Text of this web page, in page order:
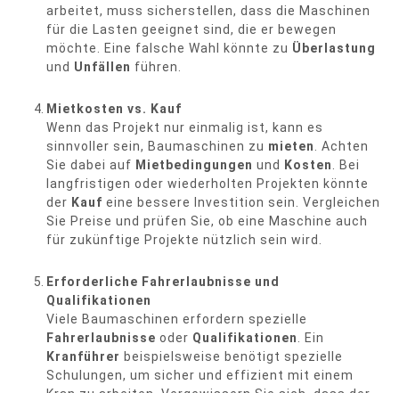
arbeitet, muss sicherstellen, dass die Maschinen
für die Lasten geeignet sind, die er bewegen
möchte. Eine falsche Wahl könnte zu Überlastung
und Unfällen führen.
Mietkosten vs. Kauf
Wenn das Projekt nur einmalig ist, kann es
sinnvoller sein, Baumaschinen zu mieten
. Achten
Sie dabei auf Mietbedingungen und Kosten
. Bei
langfristigen oder wiederholten Projekten könnte
der Kauf eine bessere Investition sein. Vergleichen
Sie Preise und prüfen Sie, ob eine Maschine auch
für zukünftige Projekte nützlich sein wird.
Erforderliche Fahrerlaubnisse und
Qualifikationen
Viele Baumaschinen erfordern spezielle
Fahrerlaubnisse oder Qualifikationen
. Ein
Kranführer beispielsweise benötigt spezielle
Schulungen, um sicher und effizient mit einem